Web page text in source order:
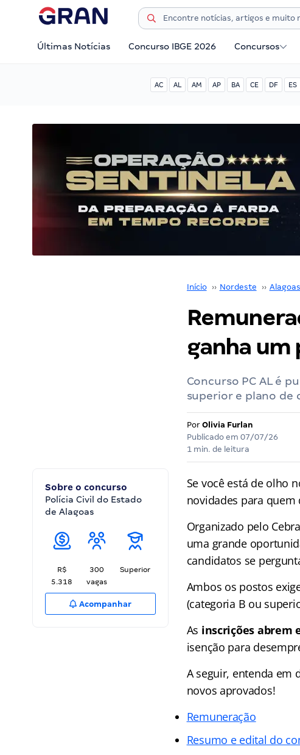
Últimas Notícias Concurso IBGE 2026 Concursos
AC AL AM AP BA CE DF ES
Início ›› Nordeste ›› Alagoas
ganha um
Concurso PC AL é
superior e plano de
Por Olivia Furlan
Publicado em 07/07/26
1 min. de leitura
Sobre o concurso
Polícia Civil do Estado
de Alagoas
R$
5.318
300
vagas
Superior
Acompanhar
Se você está de olho
novidades para
Organizado pelo
uma grande
candidatos se
Ambos os postos
(categoria B ou
As inscrições abrem
isenção para
A seguir, entenda em
novos aprovados!
Remuneração
Resumo e edital do